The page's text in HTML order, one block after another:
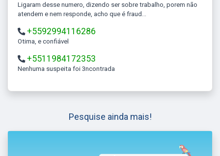
Ligaram desse numero, dizendo ser sobre trabalho, porem não
atendem e nem responde, acho que é fraud...
+5592994116286
Otima, e confiável
+5511984172353
Nenhuma suspeita foi 3ncontrada
Pesquise ainda mais!